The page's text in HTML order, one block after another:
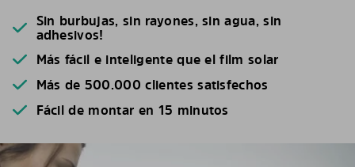
Sin burbujas, sin rayones, sin agua, sin
adhesivos!
Más fácil e inteligente que el film solar
Más de 500.000 clientes satisfechos
Fácil de montar en 15 minutos